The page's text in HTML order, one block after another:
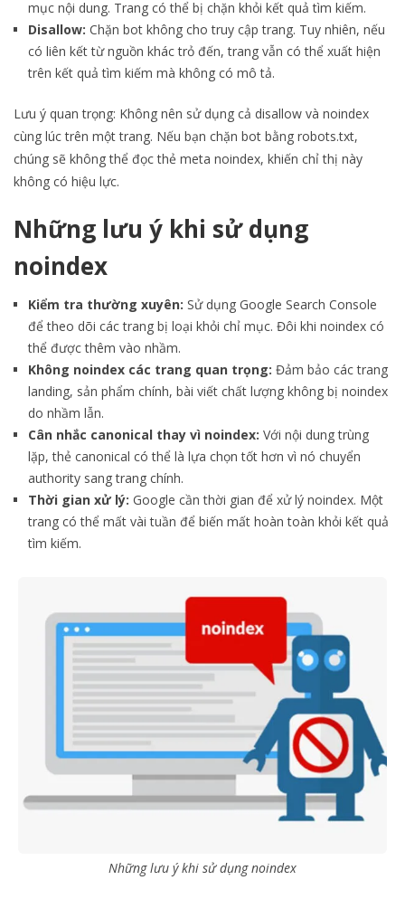
mục nội dung. Trang có thể bị chặn khỏi kết quả tìm kiếm.
Disallow: Chặn bot không cho truy cập trang. Tuy nhiên, nếu
có liên kết từ nguồn khác trỏ đến, trang vẫn có thể xuất hiện
trên kết quả tìm kiếm mà không có mô tả.
Lưu ý quan trọng: Không nên sử dụng cả disallow và noindex
cùng lúc trên một trang. Nếu bạn chặn bot bằng robots.txt,
chúng sẽ không thể đọc thẻ meta noindex, khiến chỉ thị này
không có hiệu lực.
Những lưu ý khi sử dụng
noindex
Kiểm tra thường xuyên: Sử dụng Google Search Console
để theo dõi các trang bị loại khỏi chỉ mục. Đôi khi noindex có
thể được thêm vào nhầm.
Không noindex các trang quan trọng: Đảm bảo các trang
landing, sản phẩm chính, bài viết chất lượng không bị noindex
do nhầm lẫn.
Cân nhắc canonical thay vì noindex: Với nội dung trùng
lặp, thẻ canonical có thể là lựa chọn tốt hơn vì nó chuyển
authority sang trang chính.
Thời gian xử lý: Google cần thời gian để xử lý noindex. Một
trang có thể mất vài tuần để biến mất hoàn toàn khỏi kết quả
tìm kiếm.
Những lưu ý khi sử dụng noindex